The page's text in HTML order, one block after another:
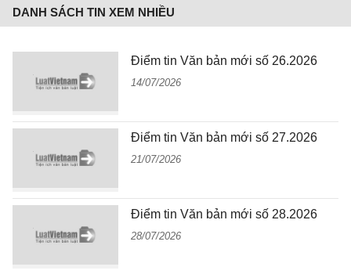
DANH SÁCH TIN XEM NHIỀU
Điểm tin Văn bản mới số 26.2026
14/07/2026
Điểm tin Văn bản mới số 27.2026
21/07/2026
Điểm tin Văn bản mới số 28.2026
28/07/2026